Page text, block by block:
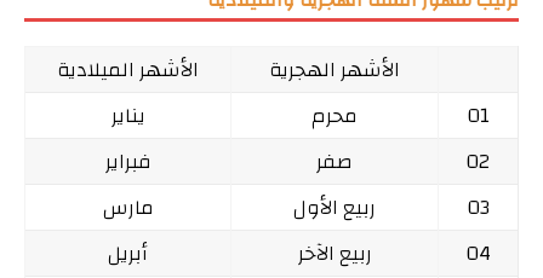
الأشهر الهجرية
الأشهر الميلادية
01
محرم
يناير
02
صفر
فبراير
03
ربيع الأول
مارس
04
ربيع الآخر
أبريل